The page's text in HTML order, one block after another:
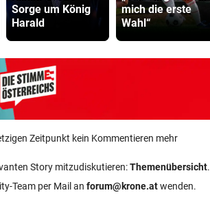
Sorge um König
Harald
mich die erste
Wahl“
Zeitpunkt kein Kommentieren mehr
Story mitzudiskutieren:Themenübersicht.
Team per Mail an forum@krone.atwenden.